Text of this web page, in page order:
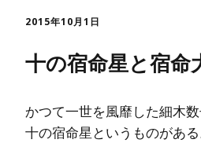
2015年10月1日
十の宿命星と宿命
かつて一世を風靡した細木数
十の宿命星というものがある